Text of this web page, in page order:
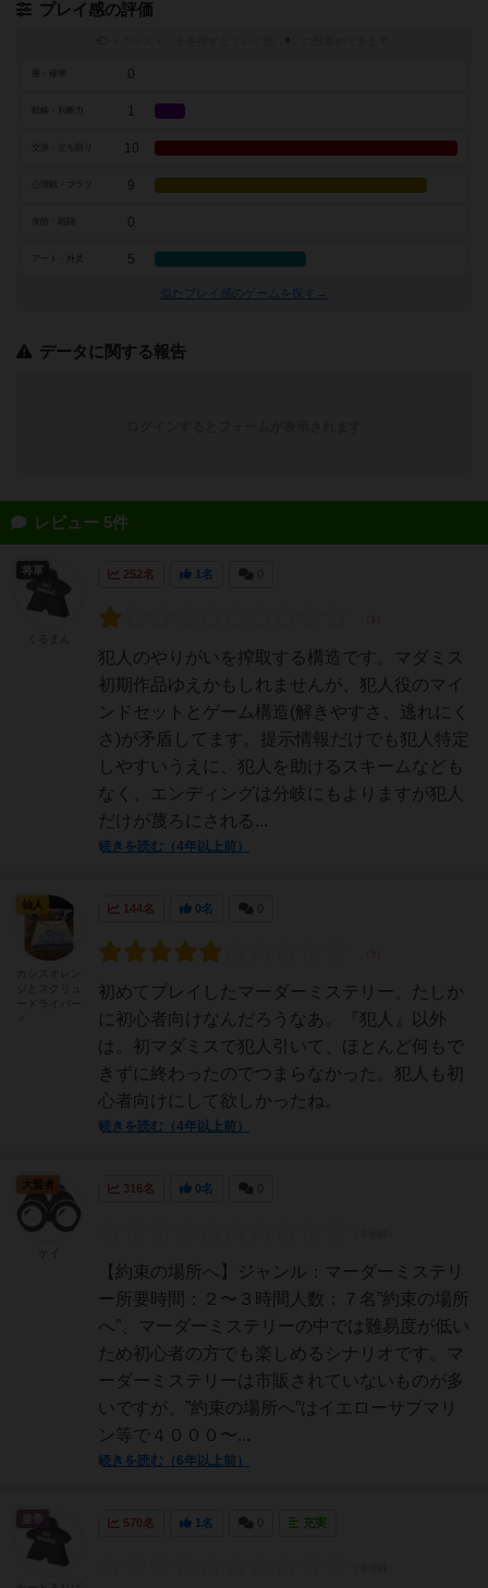
プレイ感の評価
※
0
戦略・判断力 1
10
9
0
アート・外見 5
似たプレイ感のゲームを探す→
データに関する報告
レビュー 5件
252名 1名
犯人のやりがいを搾取する構造です。マダミス
初期作品ゆえかもしれませんが、犯人役のマイ
ンドセットとゲーム構造(解きやすさ、逃れにく
さ)が矛盾してます。提示情報だけでも犯人特定
しやすいうえに、犯人を助けるスキームなども
なく、エンディングは分岐にもよりますが犯人
だけが蔑ろにされる...
続きを読む（4年以上前）
将軍
144名 0名
初めてプレイしたマーダーミステリー。たしか
に初心者向けなんだろうなあ。『犯人』以外
は。初マダミスで犯人引いて、ほとんど何もで
きずに終わったのでつまらなかった。犯人も初
心者向けにして欲しかったね。
続きを読む（4年以上前）
仙人
316名 0名
【約束の場所へ】ジャンル：マーダーミステリ
ー所要時間：２〜３時間人数：７名”約束の場所
へ”、マーダーミステリーの中では難易度が低い
ため初心者の方でも楽しめるシナリオです。マ
ーダーミステリーは市販されていないものが多
いですが、”約束の場所へ”はイエローサブマリ
ン等で４０００〜...
続きを読む（6年以上前）
大賢者
570名 1名 充実